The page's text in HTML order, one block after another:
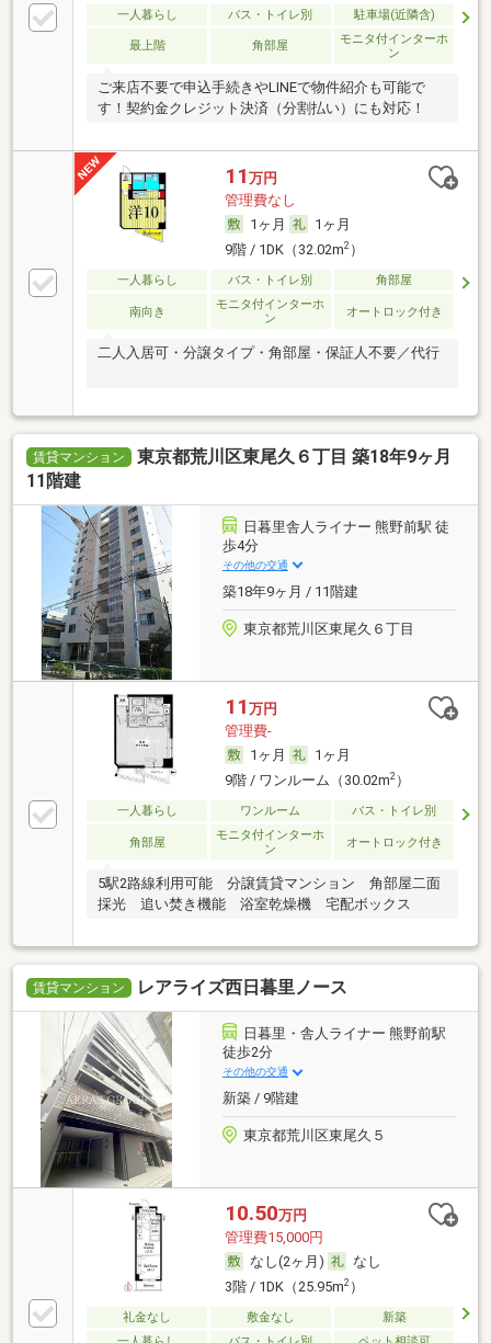
一人暮らし バス・トイレ別 駐車場(近隣含)
最上階 角部屋
モニタ付インターホ
ン
ご来店不要で申込手続きやLINEで物件紹介も可能で
す！契約金クレジット決済（分割払い）にも対応！
11 万円
管理費なし
1ヶ月
1ヶ月
9階 / 1DK（32.02m2）
一人暮らし バス・トイレ別 角部屋
南向き
モニタ付インターホ
ン
オートロック付き
二人入居可・分譲タイプ・角部屋・保証人不要／代行
賃貸マンション
東京都荒川区東尾久６丁目 築18年9ヶ月
11階建
日暮里舎人ライナー 熊野前駅 徒
歩4分
その他の交通
築18年9ヶ月 / 11階建
東京都荒川区東尾久６丁目
11 万円
管理費-
1ヶ月
1ヶ月
9階 / ワンルーム（30.02m2）
一人暮らし ワンルーム バス・トイレ別
角部屋
モニタ付インターホ
ン
オートロック付き
5駅2路線利用可能 分譲賃貸マンション 角部屋二面
採光 追い焚き機能 浴室乾燥機 宅配ボックス
賃貸マンション レアライズ西日暮里ノース
日暮里・舎人ライナー 熊野前駅
徒歩2分
その他の交通
新築 / 9階建
東京都荒川区東尾久５
10.50万円
管理費15,000円
なし(2ヶ月)
なし
3階 / 1DK（25.95m2）
礼金なし 敷金なし
新築